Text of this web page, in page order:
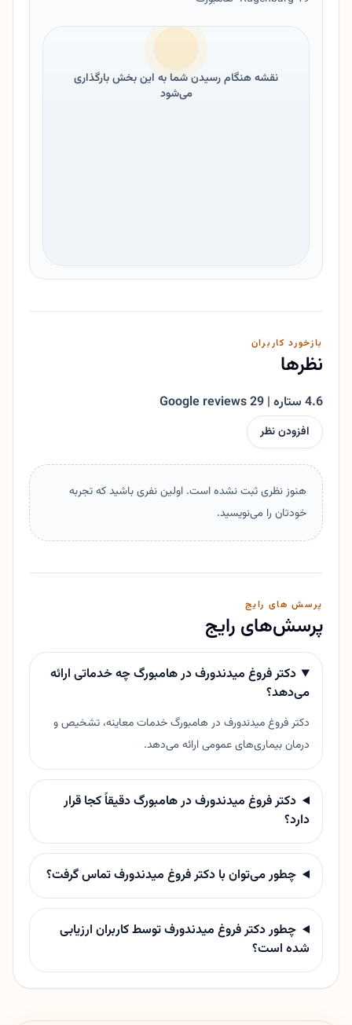
نقشه هنگام رسیدن شما به این بخش بارگذاری
می‌شود
بازخورد کاربران
نظرها
4.6 ستاره | 29 Google reviews
افزودن نظر
هنوز نظری ثبت نشده است. اولین نفری باشید که تجربه
خودتان را می‌نویسید.
پرسش های رایج
پرسش‌های رایج
دکتر فروغ میدندورف در هامبورگ چه خدماتی ارائه
می‌دهد؟
دکتر فروغ میدندورف در هامبورگ خدمات معاینه، تشخیص و
درمان بیماری‌های عمومی ارائه می‌دهد.
دکتر فروغ میدندورف در هامبورگ دقیقاً کجا قرار
دارد؟
چطور می‌توان با دکتر فروغ میدندورف تماس گرفت؟
چطور دکتر فروغ میدندورف توسط کاربران ارزیابی
شده است؟